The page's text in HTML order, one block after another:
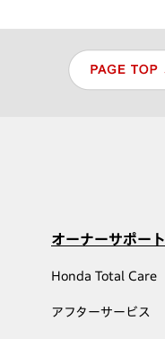
オーナーサポート
Honda Total Care
アフターサービス